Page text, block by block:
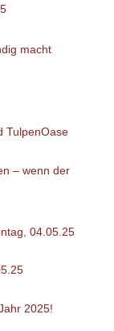
macht
TulpenOase
– wenn der
04.05.25
2025!